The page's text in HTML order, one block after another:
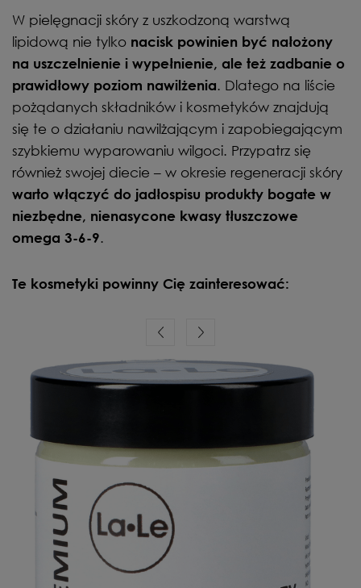
W pielęgnacji skóry z uszkodzoną warstwą
lipidową nie tylko nacisk powinien być nałożony
na uszczelnienie i wypełnienie, ale też zadbanie o
prawidłowy poziom nawilżenia. Dlatego na liście
pożądanych składników i kosmetyków znajdują
się te o działaniu nawilżającym i zapobiegającym
szybkiemu wyparowaniu wilgoci. Przypatrz się
również swojej diecie – w okresie regeneracji skóry
warto włączyć do jadłospisu produkty bogate w
niezbędne, nienasycone kwasy tłuszczowe
omega 3-6-9.
Te kosmetyki powinny Cię zainteresować: